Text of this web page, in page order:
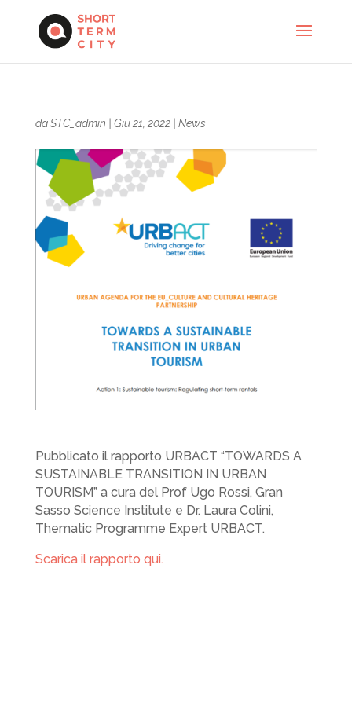
daSTC_admin Giu 21, 2022| News
Pubblicato il rapporto URBACT “TOWARDS A
SUSTAINABLE TRANSITION IN URBAN
TOURISM” a cura del Prof Ugo Rossi, Gran
Sasso Science Institute e Dr. Laura Colini,
Thematic Programme Expert URBACT.
Scarica il rapporto qui.